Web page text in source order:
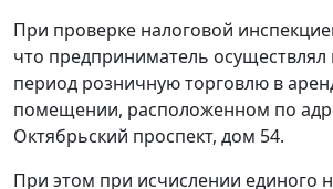
При проверке налоговой
что предприниматель
период розничную торговлю в
помещении, расположенном по
Октябрьский проспект, дом 54.
При этом при исчислении единого